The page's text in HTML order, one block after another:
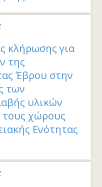
κλήρωσης για
της
Έβρου στην
των
υλικών
χώρους
Ενότητας